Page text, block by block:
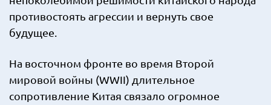
противостоять агрессии и вернуть свое
будущее.
На восточном фронте во время Второй
мировой войны (WWII) длительное
сопротивление Китая связало огромное